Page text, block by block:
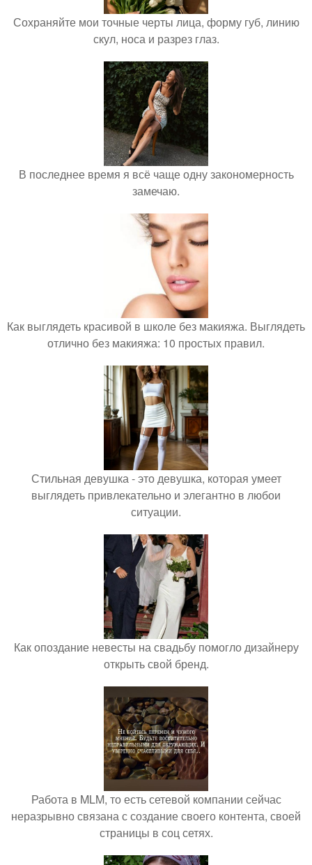
Сохраняйте мои точные черты лица, форму губ, линию
скул, носа и разрез глаз.
В последнее время я всё чаще одну закономерность
замечаю.
Как выглядеть красивой в школе без макияжа. Выглядеть
отлично без макияжа: 10 простых правил.
Стильная девушка - это девушка, которая умеет
выглядеть привлекательно и элегантно в любои
ситуации.
Как опоздание невесты на свадьбу помогло дизайнеру
открыть свой бренд.
Работа в MLM, то есть сетевой компании сейчас
неразрывно связана с создание своего контента, своей
страницы в соц сетях.